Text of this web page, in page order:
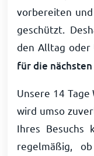
vorbereiten
geschützt.
den Alltag oder
für die nächsten
Unsere 14
wird umso
Ihres Besuchs
regelmäßig,